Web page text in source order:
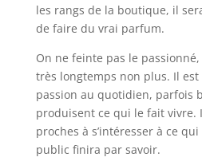
les rangs de la boutique, il
de faire du vrai parfum.
On ne feinte pas le
très longtemps non plus. Il
passion au quotidien, parfois
produisent ce qui le fait vivre.
proches à s’intéresser à ce
public finira par savoir.